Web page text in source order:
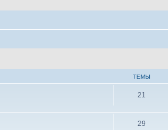
ТЕМЫ
21
29